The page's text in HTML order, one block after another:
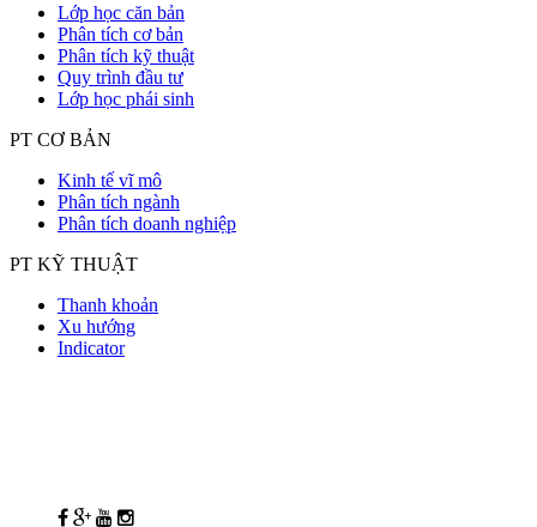
Lớp học căn bản
Phân tích cơ bản
Phân tích kỹ thuật
Quy trình đầu tư
Lớp học phái sinh
PT CƠ BẢN
Kinh tế vĩ mô
Phân tích ngành
Phân tích doanh nghiệp
PT KỸ THUẬT
Thanh khoản
Xu hướng
Indicator